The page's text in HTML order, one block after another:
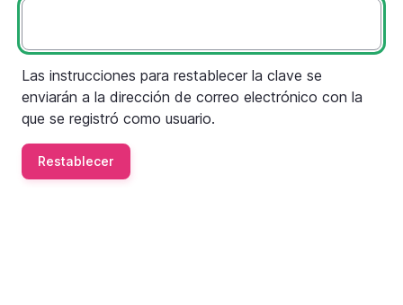
Las instrucciones para restablecer la clave se
enviarán a la dirección de correo electrónico con la
que se registró como usuario.